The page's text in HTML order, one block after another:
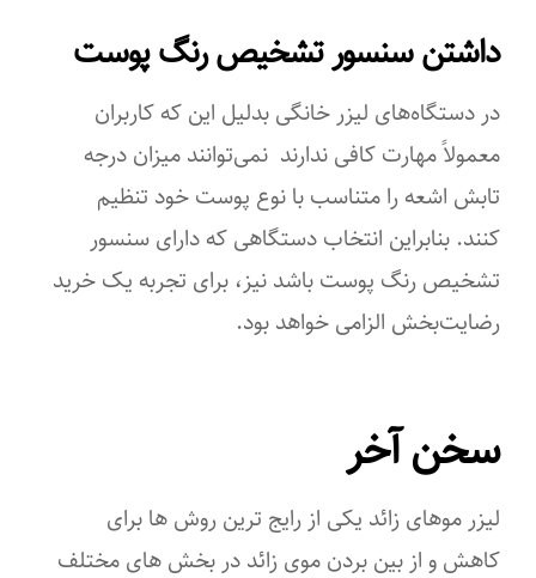
داشتن سنسور تشخیص رنگ پوست
در دستگاه‌های لیزر خانگی بدلیل این ‌که کاربران
معمولاً مهارت کافی ندارند نمی‌توانند میزان درجه
تابش اشعه را متناسب با نوع پوست خود تنظیم
کنند. بنابراین انتخاب دستگاهی که دارای سنسور
تشخیص رنگ پوست باشد نیز، برای تجربه یک خرید
رضایت‌بخش الزامی خواهد بود.
سخن آخر
لیزر موهای زائد یکی از رایج ترین روش ها برای
کاهش و از بین بردن موی زائد در بخش های مختلف